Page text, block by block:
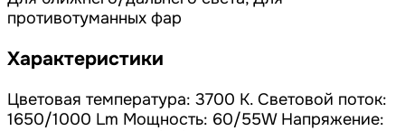
противотуманных фар
Характеристики
Цветовая температура: 3700 К. Световой поток:
1650/1000 Lm Мощность: 60/55W Напряжение: